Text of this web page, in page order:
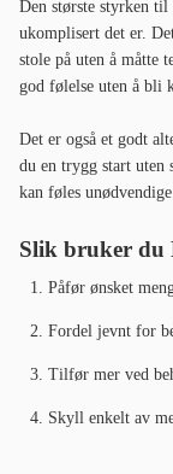
Den største styrken
ukomplisert det er.
stole på uten å måtte
god følelse uten å bli
Det er også et godt
du en trygg start uten
kan føles unødvendige.
Slik bruker du
Påfør ønsket
Fordel jevnt for
Tilfør mer ved
Skyll enkelt av